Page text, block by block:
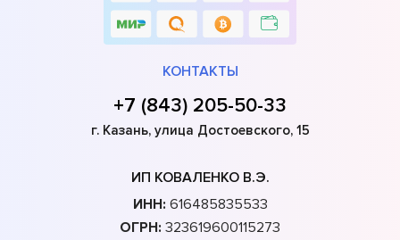
КОНТАКТЫ
+7 (843) 205-50-33
г. Казань, улица Достоевского, 15
ИП КОВАЛЕНКО В.Э.
ИНН: 616485835533
ОГРН: 323619600115273